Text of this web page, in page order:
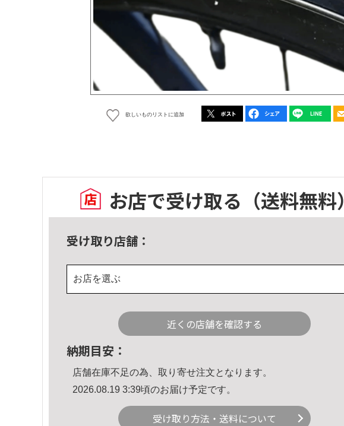
欲しいものリストに追加
お店で受け取る （送料無料）
受け取り店舗：
お店を選ぶ
近くの店舗を確認する
納期目安：
店舗在庫不足の為、取り寄せ注文となります。
2026.08.19 3:39頃のお届け予定です。
受け取り方法・送料について